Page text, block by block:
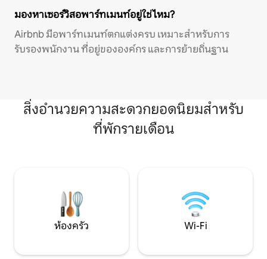
มองหาเซอร์วิสอพาร์ทเมนท์อยู่ใช่ไหม?
Airbnb มีอพาร์ทเมนท์ตกแต่งครบ เหมาะสำหรับการ
รับรองพนักงาน ที่อยู่ขององค์กร และการย้ายถิ่นฐาน
สิ่งอำนวยความสะดวกยอดนิยมสำหรับ
ที่พักรายเดือน
ห้องครัว Wi-Fi